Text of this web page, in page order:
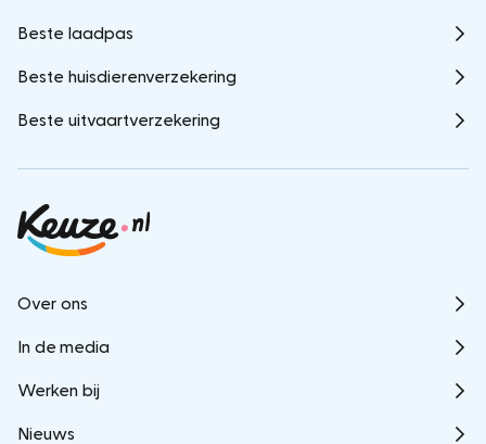
Over ons
In de media
Werken bij
Nieuws
Beste laadpas
Beste huisdierenverzekering
Beste uitvaartverzekering